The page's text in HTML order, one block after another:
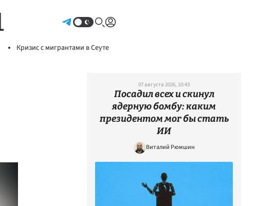
Кризис с мигрантами в Сеуте
07 августа 2026, 10:43
Посадил всех и скинул
ядерную бомбу: каким
президентом мог бы стать
ИИ
Виталий Рюмшин